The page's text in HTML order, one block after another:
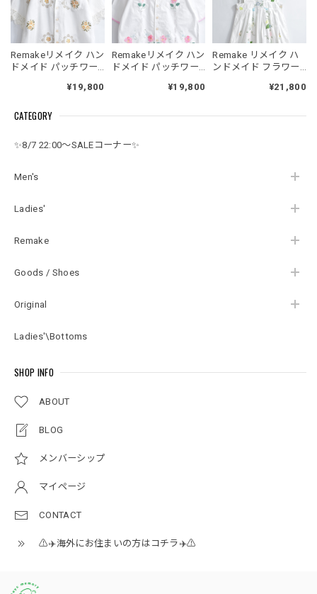
CATEGORY
✨8/7 22:00～SALEコーナー✨
Men's
Ladies'
Remake
Goods / Shoes
Original
Ladies'\Bottoms
SHOP INFO
ABOUT
BLOG
メンバーシップ
マイページ
CONTACT
⚠️✈️海外にお住まいの方はコチラ✈️⚠️
Remakeリメイク ハン
ドメイド パッチワー
テッチ 刺繍 デザイン
ープンカラー シャツ
ト 再構築 メンズL～
相当 レディースXL相
¥19,800
Remakeリメイク ハン
ドメイド パッチワー
繍 デザイン オープン
襟 オフホワイト 再構
ディースXL相当
¥19,800
Remake リメイク ハ
ンドメイド フラワー
ーク デザイン エプロ
スカ オールインワン
¥21,800